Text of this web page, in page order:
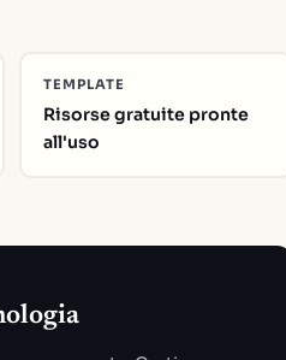
TEMPLATE
Risorse gratuite pronte
all'uso